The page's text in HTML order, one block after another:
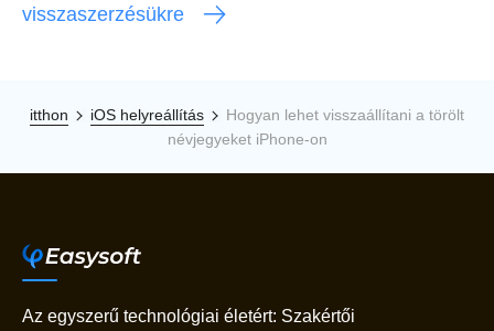
visszaszerzésükre
itthon iOS helyreállítás
Hogyan lehet visszaállítani a törölt
névjegyeket iPhone-on
Az egyszerű technológiai életért: Szakértői